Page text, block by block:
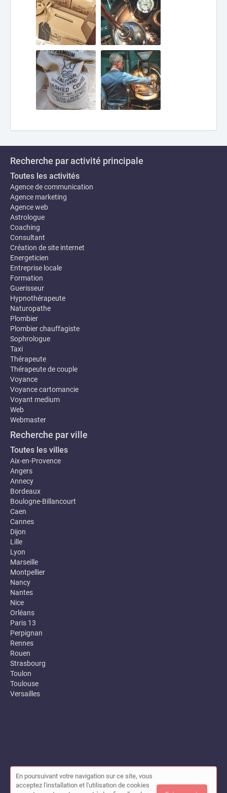
Recherche par activité principale
Toutes les activités
Agence de communication
Agence marketing
Agence web
Astrologue
Coaching
Consultant
Création de site internet
Energeticien
Entreprise locale
Formation
Guerisseur
Hypnothérapeute
Naturopathe
Plombier
Plombier chauffagiste
Sophrologue
Taxi
Thérapeute
Thérapeute de couple
Voyance
Voyance cartomancie
Voyant medium
Web
Webmaster
Recherche par ville
Toutes les villes
Aix-en-Provence
Angers
Annecy
Bordeaux
Boulogne-Billancourt
Caen
Cannes
Dijon
Lille
Lyon
Marseille
Montpellier
Nancy
Nantes
Nice
Orléans
Paris 13
Perpignan
Rennes
Rouen
Strasbourg
Toulon
Toulouse
Versailles
© Annuaire des entreprises locales (Garance) 2026 |
Mon compte|Contact
En poursuivant votre navigation sur ce site, vous
acceptez l'installation et l'utilisation de cookies